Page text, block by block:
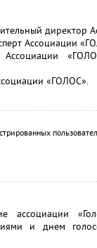
директор
Ассоциации
«ГОЛОС».
ассоциации
и днем